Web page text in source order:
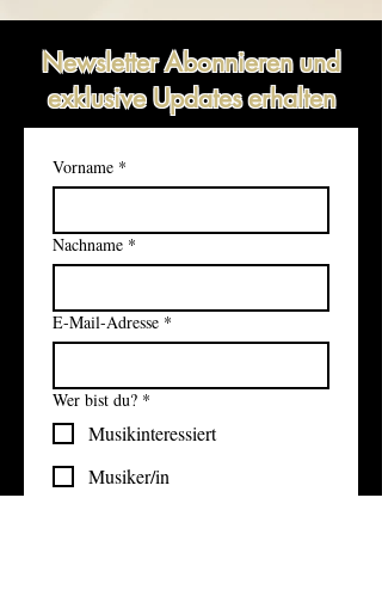
Newsletter Abonnieren und
exklusive Updates erhalten
Vorname *
Nachname *
E-Mail-Adresse *
Wer bist du? *
Musikinteressiert
Musiker/in